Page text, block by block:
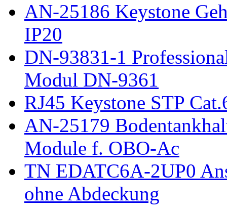
AN-25186 Keystone
IP20
DN-93831-1
Modul DN-9361
RJ45 Keystone STP
AN-25179
Module f. OBO-Ac
TN EDATC6A-2UP0
ohne Abdeckung